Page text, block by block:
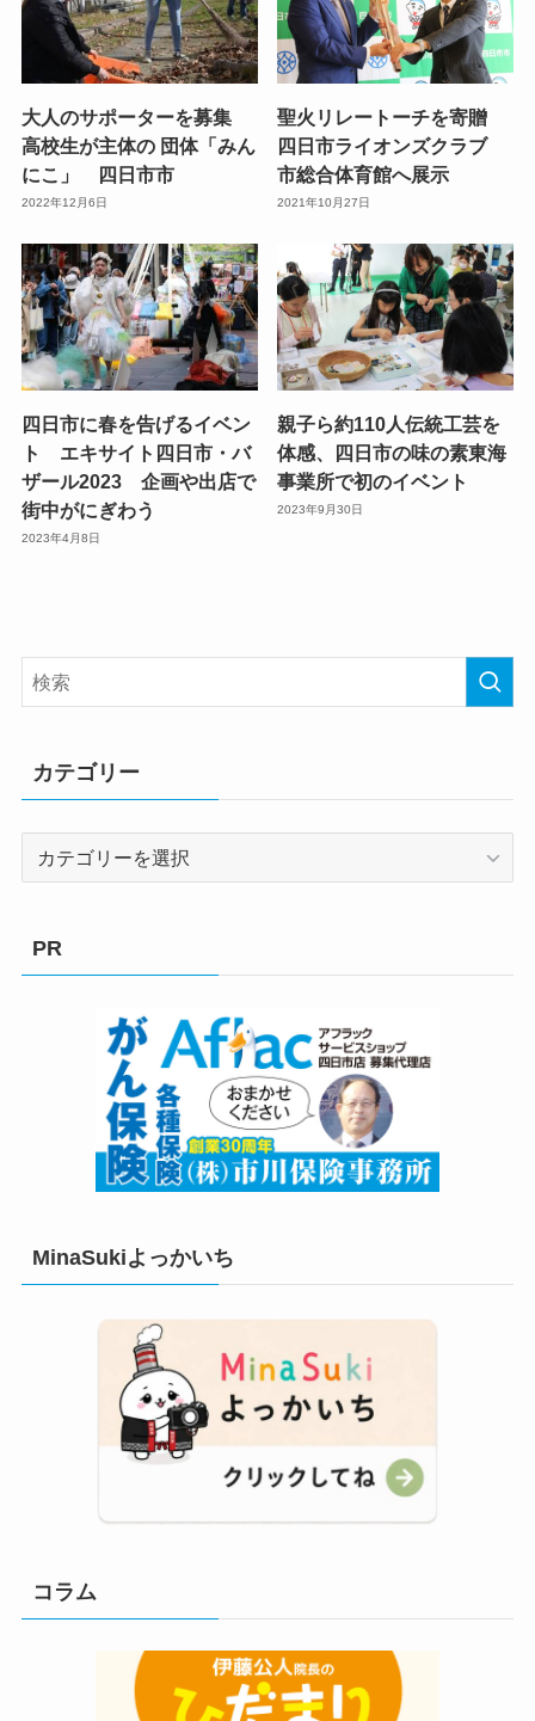
大人のサポーターを募集
高校生が主体の 団体「みん
にこ」 四日市市
2022年12月6日
聖火リレートーチを寄贈
四日市ライオンズクラブ
市総合体育館へ展示
2021年10月27日
四日市に春を告げるイベン
ト エキサイト四日市・バ
ザール2023 企画や出店で
街中がにぎわう
2023年4月8日
親子ら約110人伝統工芸を
体感、四日市の味の素東海
事業所で初のイベント
2023年9月30日
カテゴリー
PR
MinaSukiよっかいち
コラム